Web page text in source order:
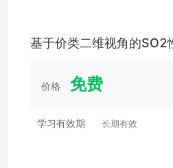
基于价类二维视角的SO2
价格 免费
学习有效期 长期有效